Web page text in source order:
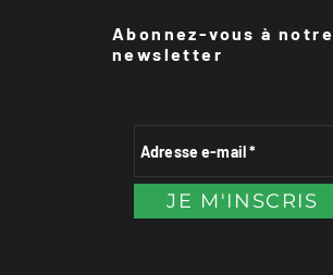
Abonnez-vous à notre
newsletter